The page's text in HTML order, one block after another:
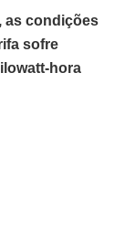
as condições
sofre
hora